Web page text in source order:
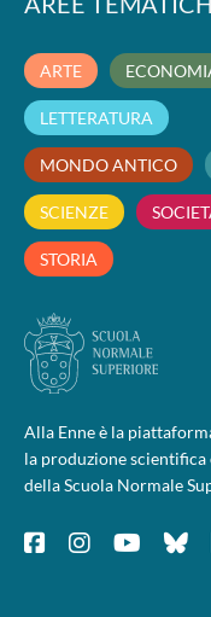
ARTE
LETTERATURA
MONDO ANTICO
SCIENZE
STORIA
Alla Enne è la
la produzione
della Scuola Normale